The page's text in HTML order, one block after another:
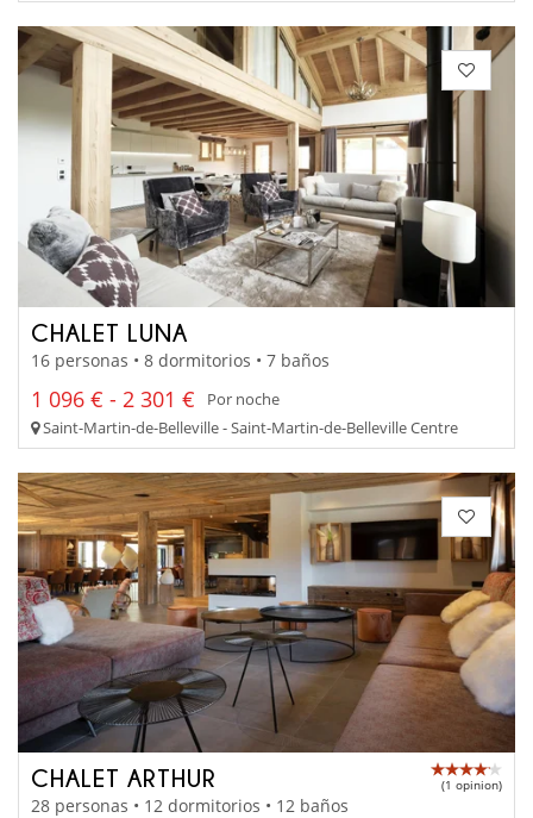
CHALET LUNA
16 personas • 8 dormitorios • 7 baños
1 096 € - 2 301 €
Por noche
Saint-Martin-de-Belleville - Saint-Martin-de-Belleville Centre
CHALET ARTHUR (1 opinion)
28 personas • 12 dormitorios • 12 baños